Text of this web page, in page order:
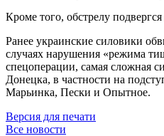
Кроме того, обстрелу
Ранее украинские силовики
случаях нарушения «режима
спецоперации, самая сложная
Донецка, в частности на
Марьинка, Пески и Опытное.
Версия для печати
Все новости